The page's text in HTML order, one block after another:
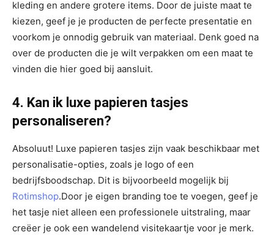
kleding en andere grotere items. Door de juiste maat te
kiezen, geef je je producten de perfecte presentatie en
voorkom je onnodig gebruik van materiaal. Denk goed na
over de producten die je wilt verpakken om een maat te
vinden die hier goed bij aansluit.
4. Kan ik luxe papieren tasjes
personaliseren?
Absoluut! Luxe papieren tasjes zijn vaak beschikbaar met
personalisatie-opties, zoals je logo of een
bedrijfsboodschap. Dit is bijvoorbeeld mogelijk bij
Rotimshop.Door je eigen branding toe te voegen, geef je
het tasje niet alleen een professionele uitstraling, maar
creëer je ook een wandelend visitekaartje voor je merk.